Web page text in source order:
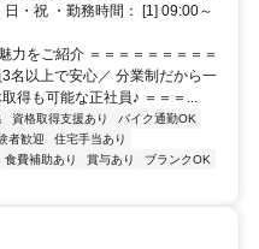
・祝 ・勤務時間： [1] 09:00～
をご紹介 ＝＝＝＝＝＝＝＝＝
名以上で安心／ 分業制だから一
得も可能な正社員♪ ＝＝＝...
資格取得支援あり
バイク通勤OK
者歓迎
住宅手当あり
食費補助あり 賞与あり
ブランクOK